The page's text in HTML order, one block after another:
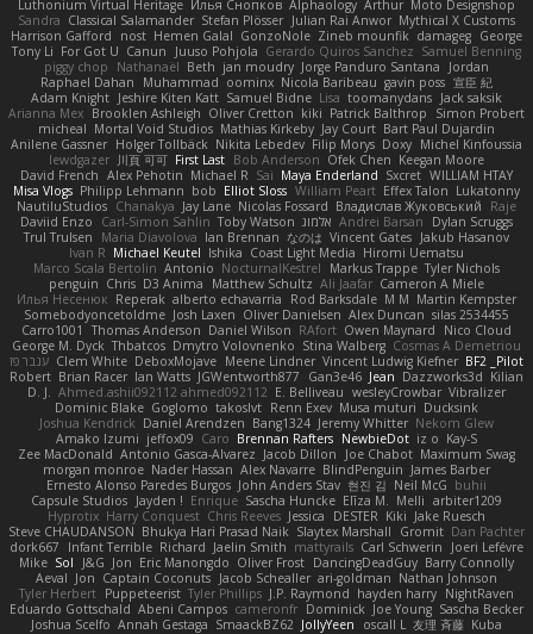
Luthonium Virtual Heritage Илья Снопков Alphaology Arthur Moto Designshop
Sandra Classical Salamander Stefan Plösser Julian Rai Anwor Mythical X Customs
Harrison Gafford
nost Hemen Galal GonzoNole Zineb mounfik damageg George
Tony Li For Got U Canun Juuso Pohjola Gerardo Quiros Sanchez Samuel Benning
piggy chop
Nathanaël Beth jan moudry Jorge Panduro Santana
Jordan
Raphael Dahan
Muhammad oominx Nicola Baribeau gavin poss 宣臣 紀
Adam Knight Jeshire Kiten Katt Samuel Bidne Lisa toomanydans Jack saksik
Arianna Mex Brooklen Ashleigh Oliver Cretton kiki Patrick Balthrop
Simon Probert
micheal Mortal Void Studios Mathias Kirkeby Jay Court Bart Paul Dujardin
Anilene Gassner Holger Tollbäck Nikita Lebedev Filip Morys Doxy Michel Kinfoussia
lewdgazer 川頁 可可 First Last Bob Anderson Ofek Chen Keegan Moore
David French Alex Pehotin Michael R Sai Maya Enderland Sxcret WILLIAM HTAY
Misa Vlogs Philipp Lehmann bob Elliot Sloss William Peart Effex Talon Lukatonny
NautiluStudios Chanakya Jay Lane Nicolas Fossard Владислав Жуковський
Raje
Daviid Enzo
Carl-Simon Sahlin Toby Watson אלמוג Andrei Barsan
Dylan Scruggs
Trul Trulsen
Maria Diavolova Ian Brennan なのは Vincent Gates Jakub Hasanov
Ivan R Michael Keutel Ishika Coast Light Media Hiromi Uematsu
Marco Scala Bertolin Antonio NocturnalKestrel Markus Trappe Tyler Nichols
penguin Chris D3 Anima Matthew Schultz Ali Jaafar Cameron A Miele
Илья Несенюк Reperak alberto echavarria Rod Barksdale M M Martin Kempster
Somebodyoncetoldme Josh Laxen Oliver Danielsen Alex Duncan silas 2534455
Carro1001
Thomas Anderson Daniel Wilson RAfort Owen Maynard
Nico Cloud
George M. Dyck Thbatcos Dmytro Volovnenko Stina Walberg Cosmas A Demetriou
ענבר פז Clem White DeboxMojave Meene Lindner Vincent Ludwig Kiefner BF2 _Pilot
Robert Brian Racer Ian Watts JGWentworth877 Gan3e46 Jean Dazzworks3d Kilian
D. J. Ahmed.ashii092112 ahmed092112 E. Belliveau wesleyCrowbar Vibralizer
Dominic Blake Goglomo takoslvt Renn Exev Musa muturi Ducksink
Joshua Kendrick Daniel Arendzen Bang1324 Jeremy Whitter Nekom Glew
Amako Izumi jeffox09 Caro Brennan Rafters NewbieDot iz o Kay-S
Zee MacDonald Antonio Gasca-Alvarez Jacob Dillon Joe Chabot Maximum Swag
morgan monroe Nader Hassan Alex Navarre BlindPenguin James Barber
Ernesto Alonso Paredes Burgos John Anders Stav 현진 김 Neil McG buhii
Capsule Studios Jayden ! Enrique Sascha Huncke Elīza M. Melli arbiter1209
Hyprotix Harry Conquest Chris Reeves Jessica DESTER Kiki Jake Ruesch
Steve CHAUDANSON Bhukya Hari Prasad Naik Slaytex Marshall Gromit Dan Pachter
dork667
Infant Terrible Richard Jaelin Smith mattyrails Carl Schwerin
Joeri Lefévre
Mike Sol J&G Jon Eric Manongdo Oliver Frost DancingDeadGuy Barry Connolly
Aeval Jon Captain Coconuts Jacob Schealler ari-goldman Nathan Johnson
Tyler Herbert Puppeteerist Tyler Phillips J.P. Raymond hayden harry NightRaven
Eduardo Gottschald Abeni Campos cameronfr Dominick Joe Young Sascha Becker
Joshua Scelfo Annah Gestaga SmaackBZ62 JollyYeen oscall L 友理 斉藤 Kuba